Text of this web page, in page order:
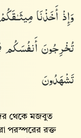
وَإِذْ أَخَذْنَا
تُخْرِجُونَ أَنفُسَكُم
تَشْهَدُونَ
থেকে মজবুত
পরস্পরের রক্ত